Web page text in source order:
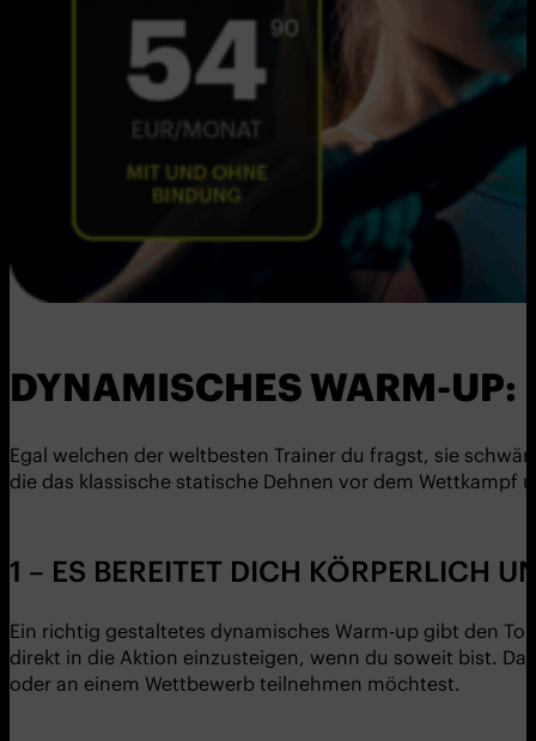
DYNAMISCHES WARM-UP:
Egal welchen der weltbesten Trainer du fragst, sie
die das klassische statische Dehnen vor dem
1 – ES BEREITET DICH KÖRPERLICH
Ein richtig gestaltetes dynamisches Warm-up gibt den
direkt in die Aktion einzusteigen, wenn du soweit bist.
oder an einem Wettbewerb teilnehmen möchtest.